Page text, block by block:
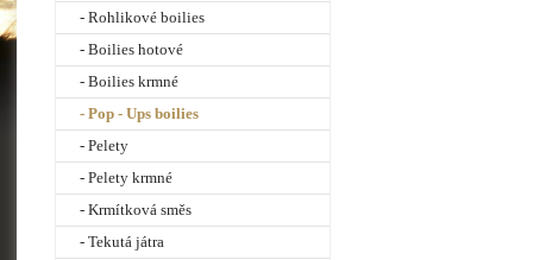
- Rohlikové boilies
- Boilies hotové
- Boilies krmné
- Pop - Ups boilies
- Pelety
- Pelety krmné
- Krmítková směs
- Tekutá játra